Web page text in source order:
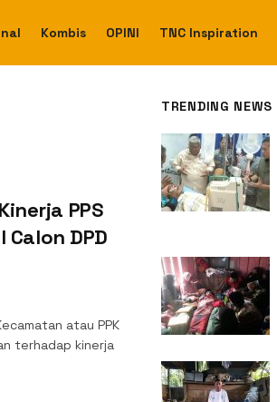
Kombis OPINI TNC Inspiration
PPS
DPD
atau PPK
terhadap kinerja
TRENDING NEWS